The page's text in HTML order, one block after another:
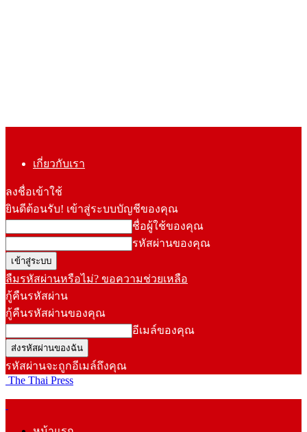
เกี่ยวกับเรา
ลงชื่อเข้าใช้
ยินดีต้อนรับ! เข้าสู่ระบบบัญชีของคุณ
ชื่อผู้ใช้ของคุณ
รหัสผ่านของคุณ
ลืมรหัสผ่านหรือไม่? ขอความช่วยเหลือ
กู้คืนรหัสผ่าน
กู้คืนรหัสผ่านของคุณ
อีเมล์ของคุณ
รหัสผ่านจะถูกอีเมล์ถึงคุณ
The Thai Press